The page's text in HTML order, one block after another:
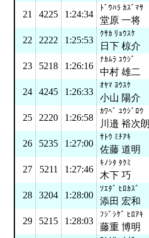
21
4225 1:24:34
ﾄﾞｳﾊﾗ ｶｽﾞﾏｻ
堂原 一将
22
2222 1:25:53
ｸｻｶ ﾘｮｳｽｹ
日下 椋介
23
5218 1:26:16
ﾅｶﾑﾗ ﾕｳｼﾞ
中村 雄二
24
4245 1:26:33
ｵﾔﾏ ﾖｳｽｹ
小山 陽介
25
2220 1:26:58
ｶﾜﾍﾞ ﾕｳｼﾞﾛｳ
川邉 裕次
26
5235 1:27:00
ｻﾄｳ ﾐﾁｱｷ
佐藤 道明
27
5211 1:27:46
ｷﾉｼﾀ ﾀｸﾐ
木下 巧
28
3204 1:28:00
ｿｴﾀﾞ ﾋﾛｶｽﾞ
添田 宏和
29
5215 1:28:03
ﾌｼﾞｼｹﾞ ﾋﾛｱｷ
藤重 博明